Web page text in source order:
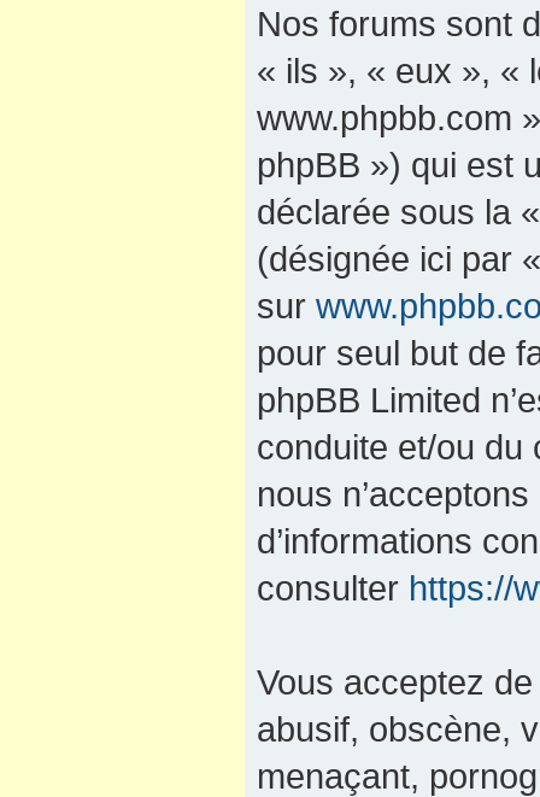
Nos forums sont
« ils », « eux », «
www.phpbb.com
phpBB ») qui est
déclarée sous la
(désignée ici par
sur
pour seul but de
phpBB Limited
conduite et/ou du
nous
d’informations
consulter https://
Vous acceptez
abusif, obscène,
menaçant,